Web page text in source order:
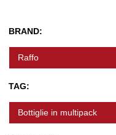
BRAND:
Raffo
TAG:
Bottiglie in multipack